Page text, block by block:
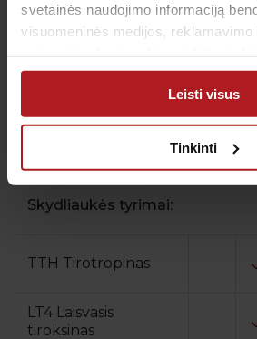
svetainės naudojimo informaciją
visuomeninės medijos, reklamavimo
arba naudojant paslaugas surinktos
Leisti visus
Tinkinti
HbA1c Glikozilintas
hemoglobinas
Skydliaukės tyrimai:
TTH Tirotropinas
LT4 Laisvasis
tiroksinas